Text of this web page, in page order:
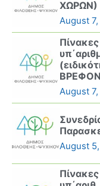
ΧΩΡΩΝ)
August
August
August